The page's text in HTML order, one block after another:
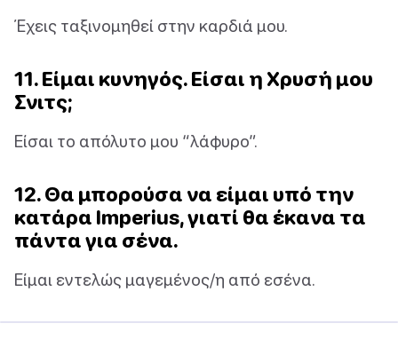
Έχεις ταξινομηθεί στην καρδιά μου.
11. Είμαι κυνηγός. Είσαι η Χρυσή μου
Σνιτς;
Είσαι το απόλυτο μου “λάφυρο”.
12. Θα μπορούσα να είμαι υπό την
κατάρα Imperius, γιατί θα έκανα τα
πάντα για σένα.
Είμαι εντελώς μαγεμένος/η από εσένα.